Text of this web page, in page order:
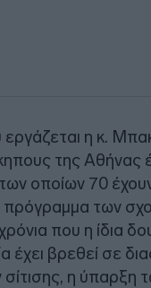
η κ.
της Αθήνας
οποίων 70
των
που η ίδια
έχει βρεθεί σε
η ύπαρξη